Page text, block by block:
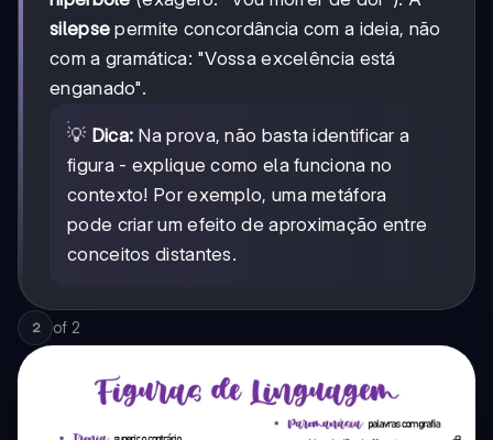
silepse permite concordância com a ideia, não
com a gramática: "Vossa excelência está
enganado".
💡 Dica: Na prova, não basta identificar a
figura - explique como ela funciona no
contexto! Por exemplo, uma metáfora
pode criar um efeito de aproximação entre
conceitos distantes.
2 of 2